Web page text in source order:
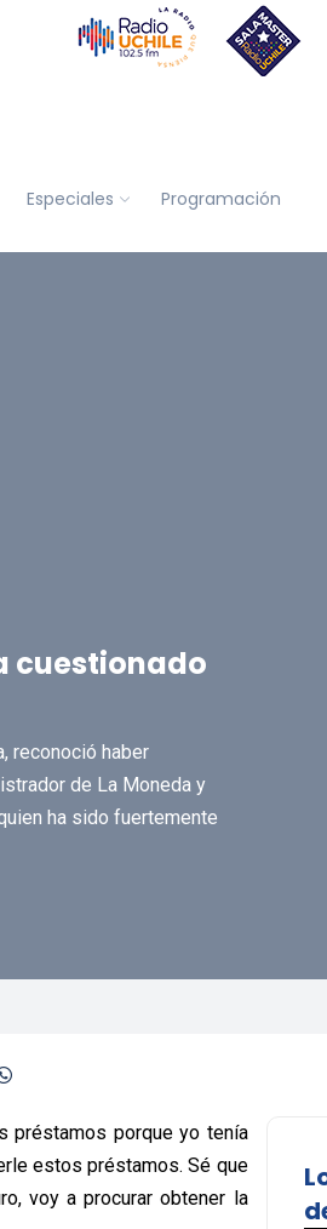
Especiales Programación
cuestionado
reconoció haber
de La Moneda y
ha sido fuertemente
préstamos porque yo tenía
estos préstamos. Sé que
voy a procurar obtener la